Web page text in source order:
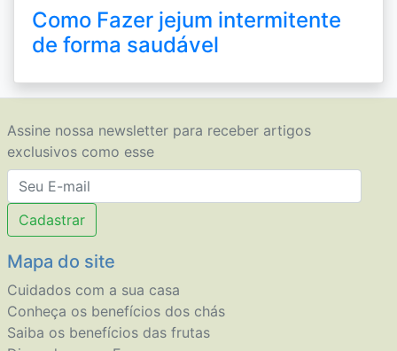
Como Fazer jejum intermitente
de forma saudável
Assine nossa newsletter para receber artigos
exclusivos como esse
Cadastrar
Mapa do site
Cuidados com a sua casa
Conheça os benefícios dos chás
Saiba os benefícios das frutas